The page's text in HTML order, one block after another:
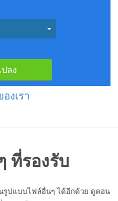
งเรา
ที่รองรับ
รูปแบบไฟล์อื่นๆ ได้อีกด้วย ดูคอน